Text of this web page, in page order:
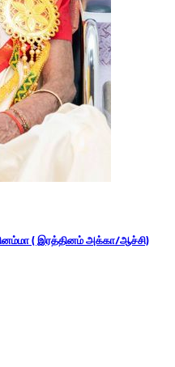
( இரத்தினம் அக்கா/ஆச்சி)